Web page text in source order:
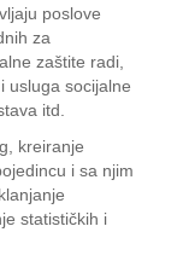
poslove
za
zaštite radi,
usluga socijalne
itd.
kreiranje
i sa njim
statističkih i